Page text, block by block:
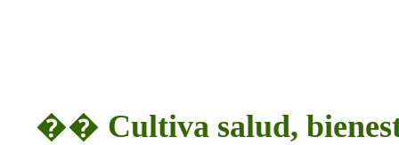
�� Cultiva salud,